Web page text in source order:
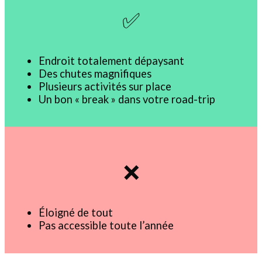
✅
Endroit totalement dépaysant
Des chutes magnifiques
Plusieurs activités sur place
Un bon « break » dans votre road-trip
❌
Éloigné de tout
Pas accessible toute l’année